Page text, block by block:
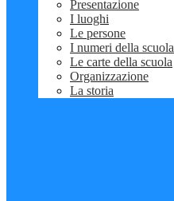
Presentazione
I luoghi
Le persone
I numeri della scuola
Le carte della scuola
Organizzazione
La storia